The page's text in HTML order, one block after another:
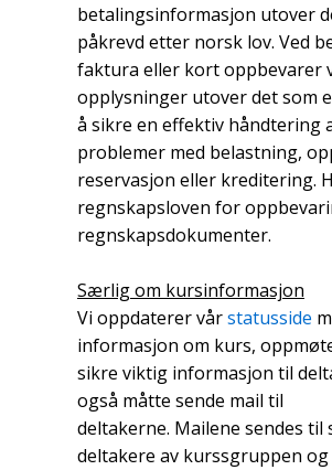
betalingsinformasjon utover
påkrevd etter norsk lov. Ved
faktura eller kort oppbevarer
opplysninger utover det som
å sikre en effektiv håndtering
problemer med belastning,
reservasjon eller kreditering.
regnskapsloven for
regnskapsdokumenter.
Særlig om kursinformasjon
Vi oppdaterer vårstatusside
informasjon om kurs,
sikre viktig informasjon til
også måtte sende mail til
deltakerne. Mailene sendes til
deltakere av kurssgruppen og